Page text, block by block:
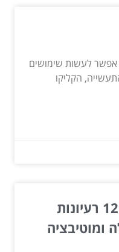
אפשר לעשות שימושים
הקליקו
גיבוש לצוותי עובדים: 12 רעיונות
ומוטיבציה